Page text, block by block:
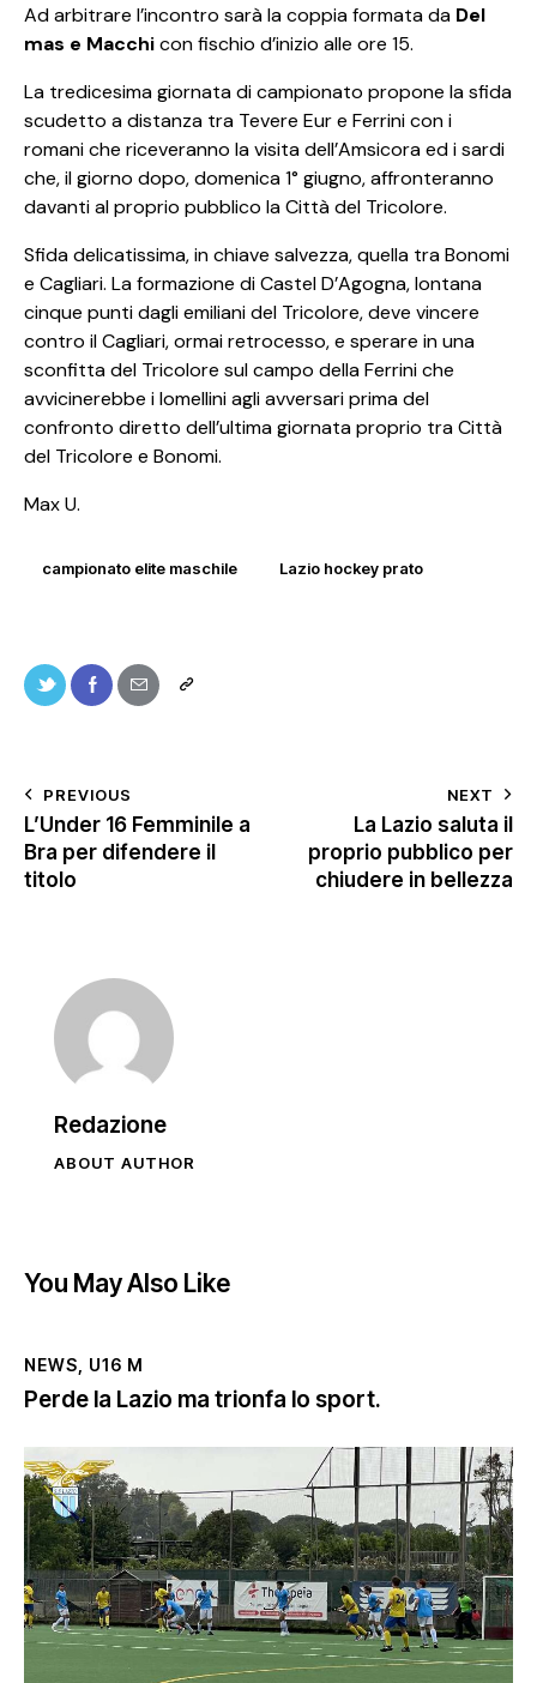
Ad arbitrare l’incontro sarà la coppia formata da Del
mas e Macchicon fischio d’inizio alle ore 15.
La tredicesima giornata di campionato propone la sfida
scudetto a distanza tra Tevere Eur e Ferrini con i
romani che riceveranno la visita dell’Amsicora ed i sardi
che, il giorno dopo, domenica 1° giugno, affronteranno
davanti al proprio pubblico la Città del Tricolore.
Sfida delicatissima, in chiave salvezza, quella tra Bonomi
e Cagliari. La formazione di Castel D’Agogna, lontana
cinque punti dagli emiliani del Tricolore, deve vincere
contro il Cagliari, ormai retrocesso, e sperare in una
sconfitta del Tricolore sul campo della Ferrini che
avvicinerebbe i lomellini agli avversari prima del
confronto diretto dell’ultima giornata proprio tra Città
del Tricolore e Bonomi.
Max U.
campionato elite maschile Lazio hockey prato
PREVIOUS
L’Under 16 Femminile a
Bra per difendere il
titolo
NEXT
La Lazio saluta il
proprio pubblico per
chiudere in bellezza
Redazione
ABOUT AUTHOR
You May Also Like
NEWS U16 M
Perde la Lazio ma trionfa lo sport.